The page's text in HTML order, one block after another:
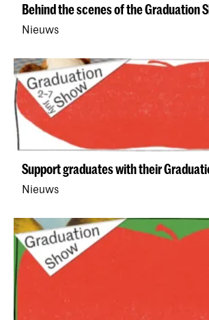
Behind the scenes of the Graduation
Nieuws
Support graduates with their
Nieuws